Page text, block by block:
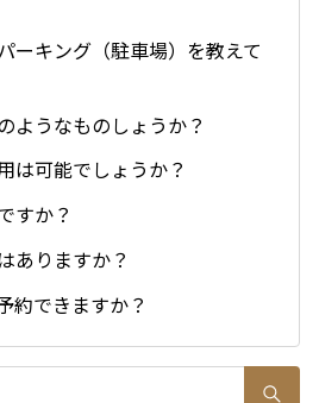
ーキング（駐車場）を教えて
ようなものしょうか？
は可能でしょうか？
すか？
ありますか？
約できますか？